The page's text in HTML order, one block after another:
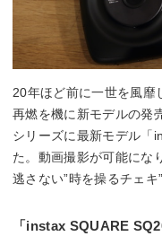
20年ほど前に一世を風靡
再燃を機に新モデルの発
シリーズに最新モデル「
た。動画撮影が可能にな
逃さない”時を操るチェキ
「instax SQUARE